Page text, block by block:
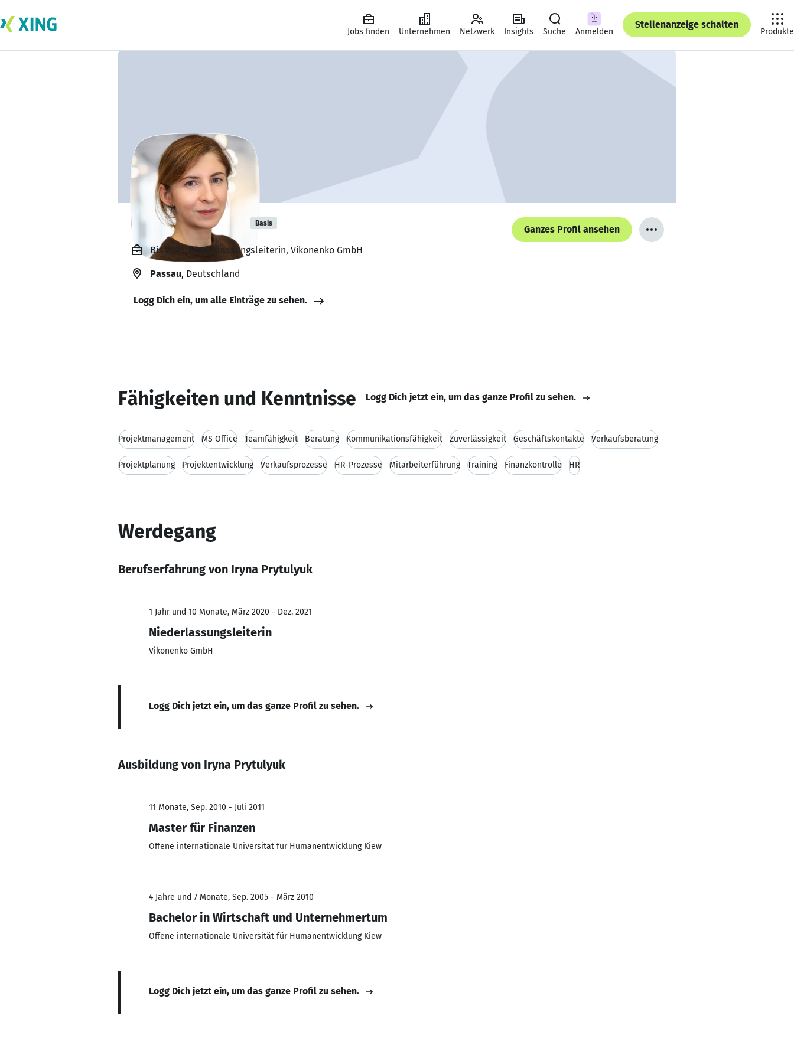
Jobs finden Unternehmen Netzwerk Insights Suche Anmelden
Stellenanzeige schalten
Produkte
Iryna Prytulyuk Basis
Ganzes Profil ansehen
Bis 2021, Niederlassungsleiterin, Vikonenko GmbH
Passau, Deutschland
Logg Dich ein, um alle Einträge zu sehen.
Fähigkeiten und Kenntnisse Logg Dich jetzt ein, um das ganze Profil zu sehen.
Projektmanagement MS Office Teamfähigkeit Beratung Kommunikationsfähigkeit Zuverlässigkeit Geschäftskontakte Verkaufsberatung
Projektplanung Projektentwicklung Verkaufsprozesse HR-Prozesse Mitarbeiterführung Training Finanzkontrolle HR
Werdegang
Berufserfahrung von Iryna Prytulyuk
1 Jahr und 10 Monate, März 2020 - Dez. 2021
Niederlassungsleiterin
Vikonenko GmbH
Logg Dich jetzt ein, um das ganze Profil zu sehen.
Ausbildung von Iryna Prytulyuk
11 Monate, Sep. 2010 - Juli 2011
Master für Finanzen
Offene internationale Universität für Humanentwicklung Kiew
4 Jahre und 7 Monate, Sep. 2005 - März 2010
Bachelor in Wirtschaft und Unternehmertum
Offene internationale Universität für Humanentwicklung Kiew
Logg Dich jetzt ein, um das ganze Profil zu sehen.